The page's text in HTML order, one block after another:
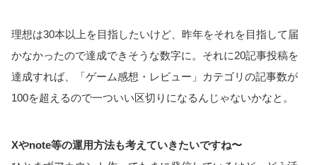
理想は30本以上を目指したいけど、昨年をそれを目指して届
かなかったので達成できそうな数字に。それに20記事投稿を
達成すれば、「ゲーム感想・レビュー」カテゴリの記事数が
100を超えるので一ついい区切りになるんじゃないかなと。
Xやnote等の運用方法も考えていきたいですね〜